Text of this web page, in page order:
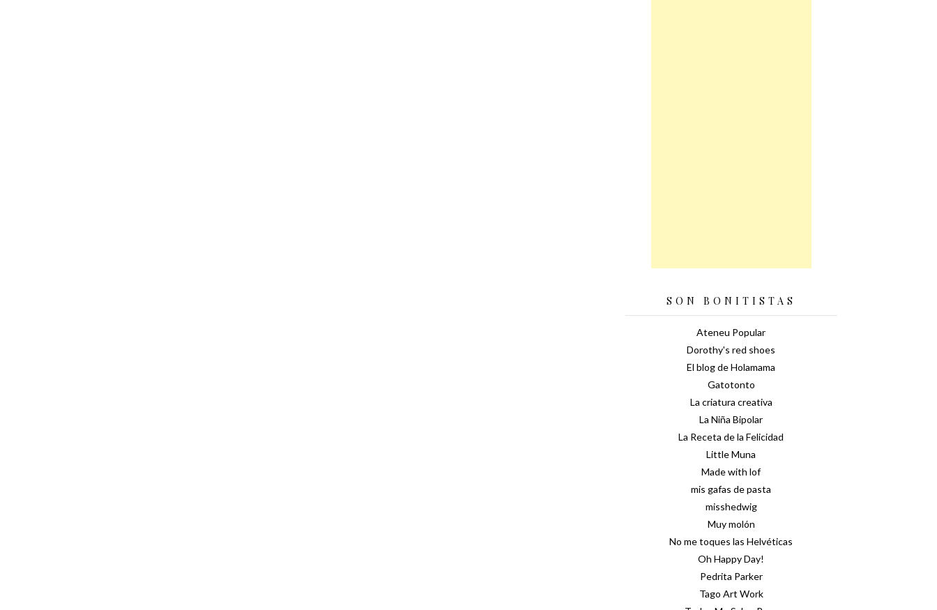
SON BONITISTAS
Ateneu Popular
Dorothy's red shoes
El blog de Holamama
Gatotonto
La criatura creativa
La Niña Bipolar
La Receta de la Felicidad
Little Muna
Made with lof
mis gafas de pasta
misshedwig
Muy molón
No me toques las Helvéticas
Oh Happy Day!
Pedrita Parker
Tago Art Work